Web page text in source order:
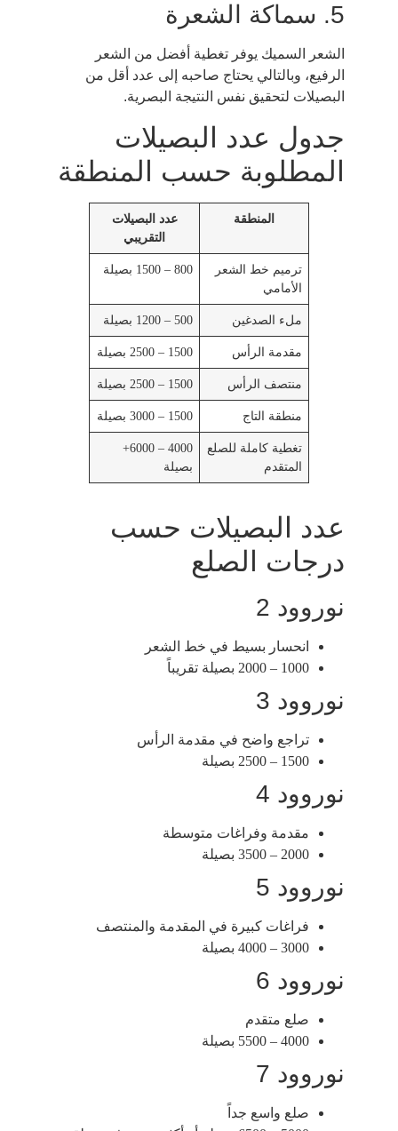
5. سماكة الشعرة
الشعر السميك يوفر تغطية أفضل من الشعر
الرفيع، وبالتالي يحتاج صاحبه إلى عدد أقل من
البصيلات لتحقيق نفس النتيجة البصرية.
جدول عدد البصيلات
المطلوبة حسب المنطقة
المنطقة
عدد البصيلات
التقريبي
ترميم خط الشعر
الأمامي
800 – 1500 بصيلة
ملء الصدغين 500 – 1200 بصيلة
مقدمة الرأس 1500 – 2500 بصيلة
منتصف الرأس 1500 – 2500 بصيلة
منطقة التاج 1500 – 3000 بصيلة
تغطية كاملة للصلع
المتقدم
4000 – 6000+
بصيلة
عدد البصيلات حسب
درجات الصلع
نوروود 2
انحسار بسيط في خط الشعر
1000 – 2000 بصيلة تقريباً
نوروود 3
تراجع واضح في مقدمة الرأس
1500 – 2500 بصيلة
نوروود 4
مقدمة وفراغات متوسطة
2000 – 3500 بصيلة
نوروود 5
فراغات كبيرة في المقدمة والمنتصف
3000 – 4000 بصيلة
نوروود 6
صلع متقدم
4000 – 5500 بصيلة
نوروود 7
صلع واسع جداً